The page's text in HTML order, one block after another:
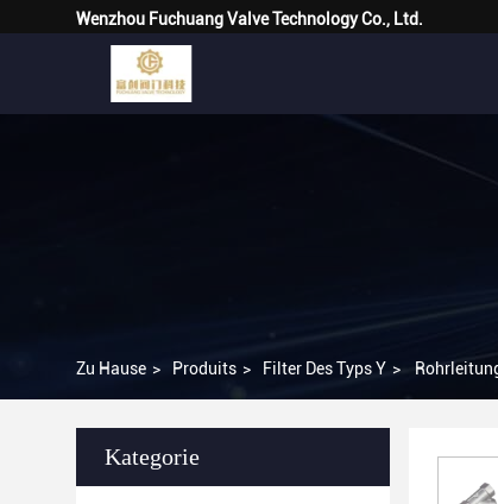
Wenzhou Fuchuang Valve Technology Co., Ltd.
Zu Hause > Produits > Filter Des Typs Y >
Kategorie